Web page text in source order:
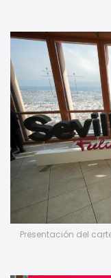
Presentación del